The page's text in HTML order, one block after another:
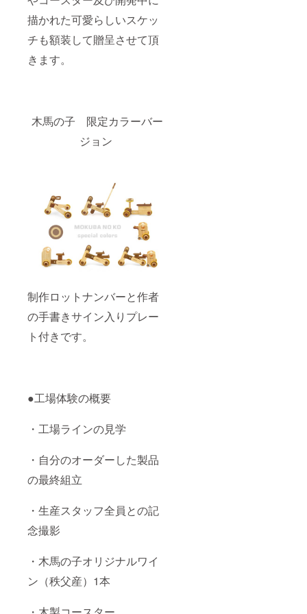
描かれた可愛らしいスケッ
チも額装して贈呈させて頂
きます。
木馬の子 限定カラーバー
ジョン
制作ロットナンバーと作者
の手書きサイン入りプレー
ト付きです。
●工場体験の概要
・工場ラインの見学
・自分のオーダーした製品
の最終組立
・生産スタッフ全員との記
念撮影
・木馬の子オリジナルワイ
ン（秩父産）1本